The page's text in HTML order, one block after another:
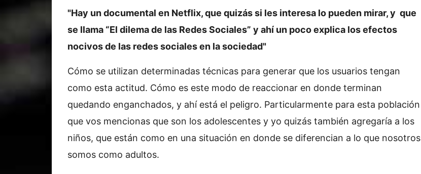
"Hay un documental en Netflix, que quizás si les interesa lo pueden mirar, y que
se llama “El dilema de las Redes Sociales” y ahí un poco explica los efectos
nocivos de las redes sociales en la sociedad"
Cómo se utilizan determinadas técnicas para generar que los usuarios tengan
como esta actitud. Cómo es este modo de reaccionar en donde terminan
quedando enganchados, y ahí está el peligro. Particularmente para esta población
que vos mencionas que son los adolescentes y yo quizás también agregaría a los
niños, que están como en una situación en donde se diferencian a lo que nosotros
somos como adultos.